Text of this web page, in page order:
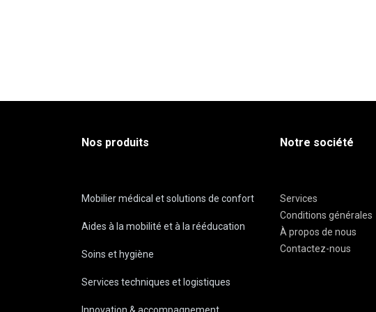
Nos produits
Mobilier médical et solutions de confort
Aides à la mobilité et à la rééducation
Soins et hygiène
Services techniques et logistiques
Notre société
Services
Conditions générales
À propos de nous
Contactez-nous